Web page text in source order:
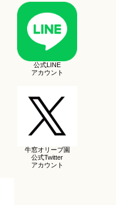
公式LINE
アカウント
牛窓オリーブ園
公式Twitter
アカウント